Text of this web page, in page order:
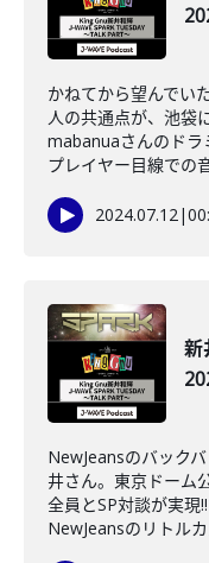
かねてから望んでい
人の共通点が、池袋
mabanuaさんのドラ
プレイヤー目線での
2024.07.12|
NewJeansのバック
井さん。東京ドーム
全員とSP対談が実現
NewJeansのリトル